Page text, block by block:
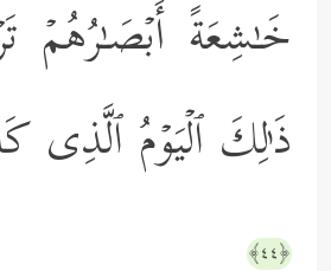
خَـٰشِعَةً أَبۡصَـٰرُهُمۡ
ذَ ٰ⁠لِكَ ٱلۡیَوۡمُ ٱلَّذِی
﴿٤٤﴾